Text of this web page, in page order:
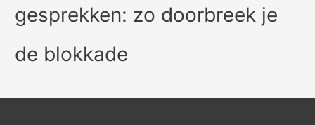
gesprekken: zo doorbreek je
de blokkade